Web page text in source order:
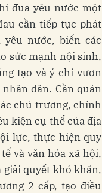
đua yêu nước một
cần tiếp tục phát
nước, biến các
sức mạnh nội sinh,
tạo và ý chí vươn
dân. Cần quán
chủ trương, chính
kiện cụ thể của địa
lực, thực hiện quy
và văn hóa xã hội,
giải quyết khó khăn,
2 cấp, tạo điều